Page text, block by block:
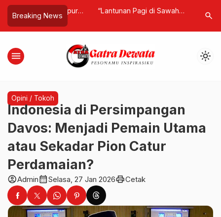
Breaking News
Lumpur
Mengandung
Global
“Lantunan Pagi di Sawah
Kesederhanaan dan Syukur ala Bali
Savate
Bali 2027
search
menu light_mode
Opini / Tokoh
Indonesia di Persimpangan
Davos: Menjadi Pemain Utama
atau Sekadar Pion Catur
Perdamaian?
account_circleAdmincalendar_monthSelasa, 27 Jan 2026printCetak